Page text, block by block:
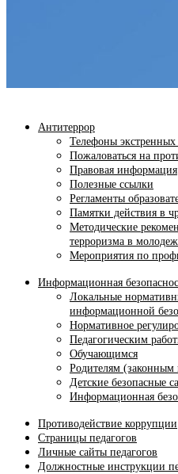
Антитеррор
Телефоны
Пожаловаться на
Правовая информация
Полезные ссылки
Регламенты
Памятки действия в
Методические
терроризма в
Мероприятия по
Информационная
Локальные
информационной
Нормативное
Педагогическим
Обучающимся
Родителям (законным
Детские безопасные
Информационная
Противодействие коррупции
Страницы педагогов
Личные сайты педагогов
Должностные инструкции